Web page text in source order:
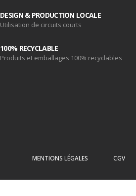
DESIGN & PRODUCTION LOCALE
Utilisation de circuits courts
100% RECYCLABLE
Produits et emballages 100% recyclables
MENTIONS LÉGALES CGV